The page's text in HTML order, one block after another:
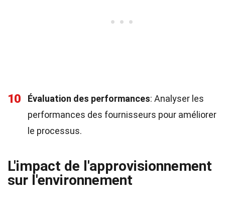
10 Évaluation des performances: Analyser les
performances des fournisseurs pour améliorer
le processus.
L'impact de l'approvisionnement
sur l'environnement